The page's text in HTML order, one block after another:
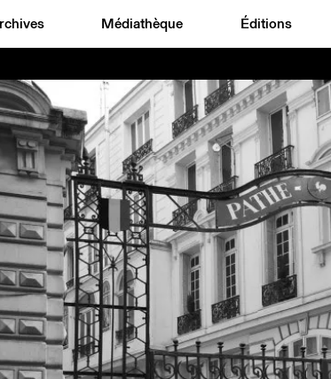
Médiathèque Éditions